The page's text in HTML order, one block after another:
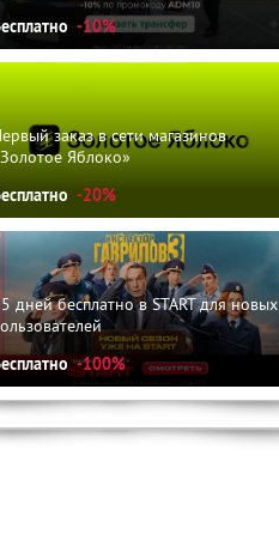
-10%
заказ в сети магазинов
Яблоко»
-20%
дней бесплатно в START для новых
-100%